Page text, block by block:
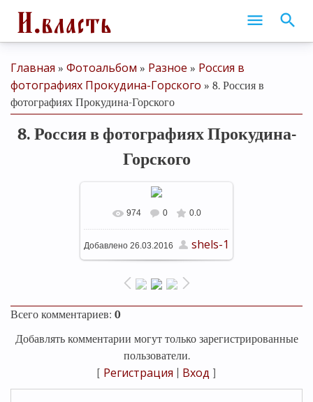
Главная » Фотоальбом » Разное » Россия в
фотографиях Прокудина-Горского » 8. Россия в
фотографиях Прокудина-Горского
8. Россия в фотографиях Прокудина-
Горского
В реальном размере 640x629
/ 161.0Kb
974 0 0.0
Добавлено 26.03.2016 shels-1
Всего комментариев: 0
Добавлять комментарии могут только зарегистрированные
пользователи.
[ Регистрация Вход ]